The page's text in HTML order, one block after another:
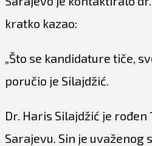
kratko kazao:
„Što se kandidature tiče,
poručio je Silajdžić.
Dr. Haris Silajdžić je rođen
Sarajevu. Sin je uvaženog